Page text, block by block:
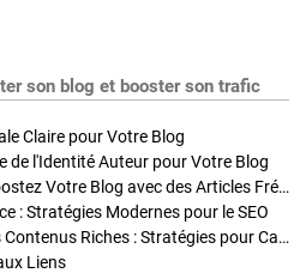
son blog et booster son trafic
Claire pour Votre Blog
de l'Identité Auteur pour Votre Blog
Stratégies de Publication : Boostez Votre Blog avec des Articles Fréquents et Exclusifs
: Stratégies Modernes pour le SEO
Enrichir Vos Articles avec des Contenus Riches : Stratégies pour Captiver et Optimiser
Liens